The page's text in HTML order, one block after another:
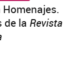
de la Revista